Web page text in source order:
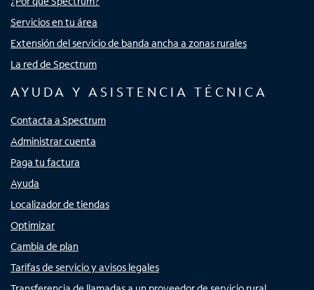
Servicios en tu área
Extensión del servicio de banda ancha a zonas rurales
La red de Spectrum
AYUDA Y ASISTENCIA TÉCNICA
Contacta a Spectrum
Administrar cuenta
Paga tu factura
Ayuda
Localizador de tiendas
Optimizar
Cambia de plan
Tarifas de servicio y avisos legales